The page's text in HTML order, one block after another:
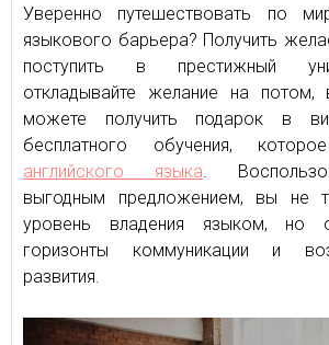
Уверенно путешествовать по
языкового барьера? Получить
поступить в престижный
откладывайте желание на
можете получить подарок в
бесплатного обучения,
английского языка.
выгодным предложением, вы не
уровень владения языком, но
горизонты коммуникации и
развития.